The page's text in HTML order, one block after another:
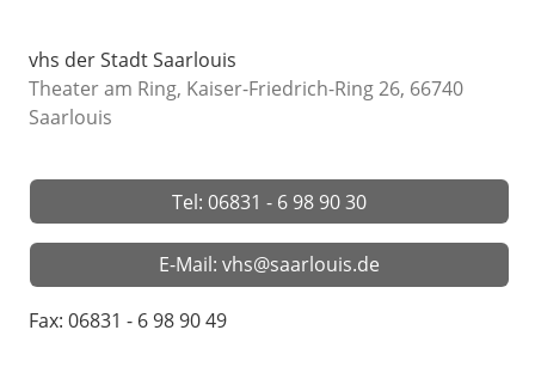
vhs der Stadt Saarlouis
Theater am Ring, Kaiser-Friedrich-Ring 26, 66740
Saarlouis
Tel: 06831 - 6 98 90 30
E-Mail: vhs@saarlouis.de
Fax: 06831 - 6 98 90 49